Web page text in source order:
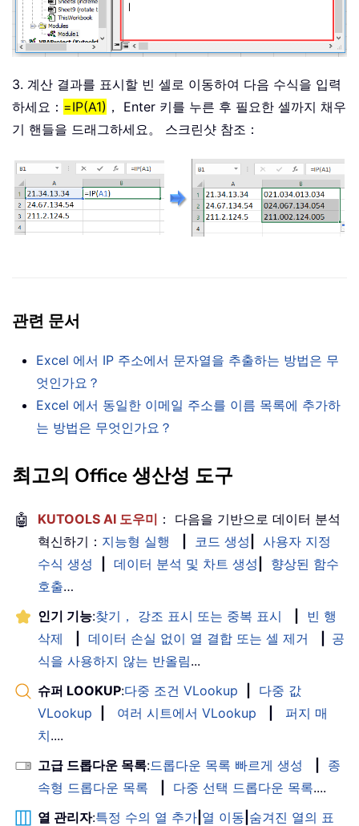
3. 계산 결과를 표시할 빈 셀로 이동하여 다음 수식을 입력
하세요： =IP(A1) ， Enter 키를 누른 후 필요한 셀까지 채우
기 핸들을 드래그하세요。 스크린샷 참조：
관련 문서
Excel 에서 IP 주소에서 문자열을 추출하는 방법은 무
엇인가요？
Excel 에서 동일한 이메일 주소를 이름 목록에 추가하
는 방법은 무엇인가요？
최고의 Office 생산성 도구
🤖 KUTOOLS AI 도우미 ： 다음을 기반으로 데이터 분석
혁신하기： 지능형 실행 코드 생성
사용자 지정
수식 생성
데이터 분석 및 차트 생성
향상된 함수
호출…
인기 기능:찾기， 강조 표시 또는 중복 표시
빈 행
삭제
데이터 손실 없이 열 결합 또는 셀 제거
공
식을 사용하지 않는 반올림...
슈퍼 LOOKUP:다중 조건 VLookup
다중 값
VLookup
여러 시트에서 VLookup
퍼지 매
치....
고급 드롭다운 목록:드롭다운 목록 빠르게 생성
종
속형 드롭다운 목록
다중 선택 드롭다운 목록....
열 관리자:특정 수의 열 추가 열 이동 숨겨진 열의 표